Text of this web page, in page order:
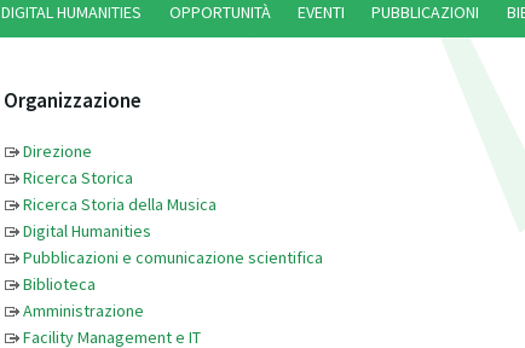
Organizzazione
Direzione
Ricerca Storica
Ricerca Storia della Musica
Digital Humanities
Pubblicazioni e comunicazione scientifica
Biblioteca
Amministrazione
Facility Management e IT
DIGITAL HUMANITIES OPPORTUNITÀ EVENTI PUBBLICAZIONI